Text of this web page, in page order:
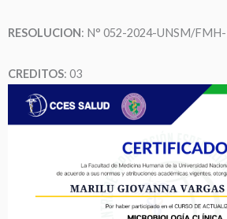
RESOLUCION: N° 052-2024-UNSM/
CREDITOS: 03